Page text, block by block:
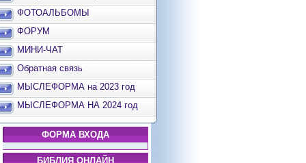
ФОТОАЛЬБОМЫ
ФОРУМ
МИНИ-ЧАТ
Обратная связь
МЫСЛЕФОРМА на 2023 год
МЫСЛЕФОРМА НА 2024 год
ФОРМА ВХОДА
БИБЛИЯ ОНЛАЙН